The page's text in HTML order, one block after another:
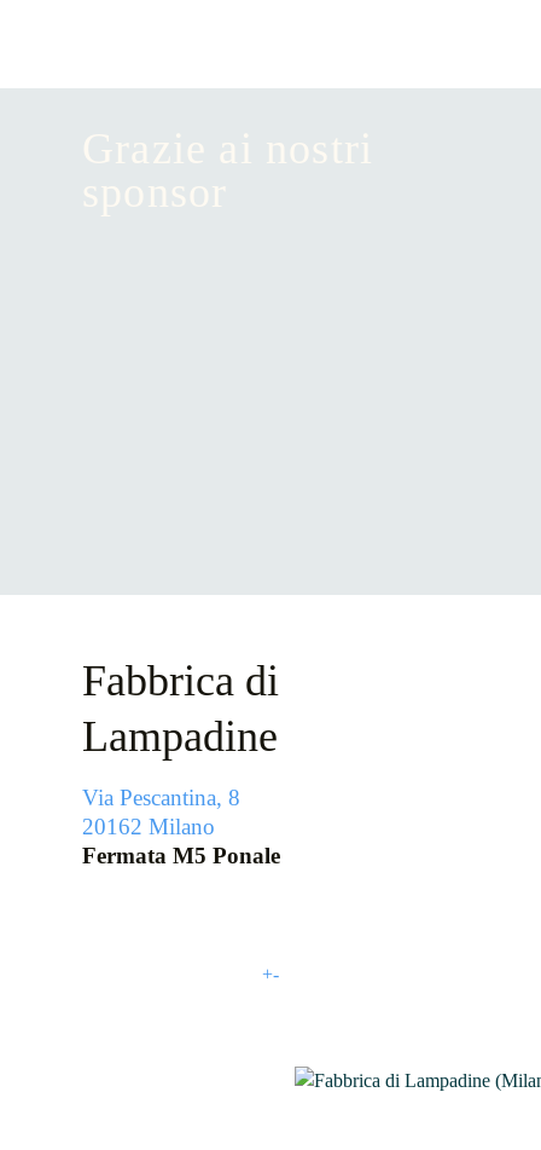
Grazie ai nostri
sponsor
Fabbrica di
Lampadine
Via Pescantina, 8
20162 Milano
Fermata M5 Ponale
+-